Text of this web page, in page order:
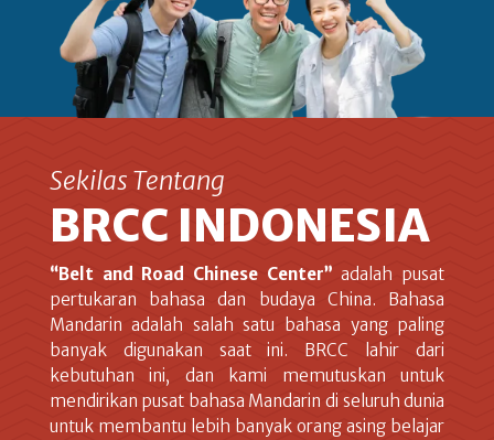
Sekilas Tentang
BRCC INDONESIA
“Belt and Road Chinese Center” adalah pusat
pertukaran bahasa dan budaya China. Bahasa
Mandarin adalah salah satu bahasa yang paling
banyak digunakan saat ini. BRCC lahir dari
kebutuhan ini, dan kami memutuskan untuk
mendirikan pusat bahasa Mandarin di seluruh dunia
untuk membantu lebih banyak orang asing belajar